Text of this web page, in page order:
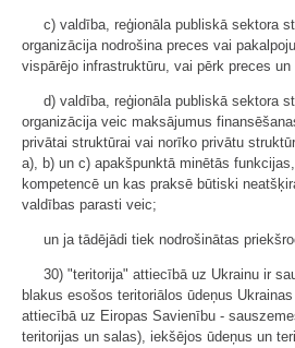
c) valdība, reģionāla publiskā sektora
organizācija nodrošina preces vai
vispārējo infrastruktūru, vai pērk preces
d) valdība, reģionāla publiskā sektora
organizācija veic maksājumus
privātai struktūrai vai norīko privātu
a), b) un c) apakšpunktā minētās
kompetencē un kas praksē būtiski
valdības parasti veic;
un ja tādējādi tiek nodrošinātas
30) "teritorija" attiecībā uz Ukrainu ir
blakus esošos teritoriālos ūdeņus
attiecībā uz Eiropas Savienību -
teritorijas un salas), iekšējos ūdeņus un